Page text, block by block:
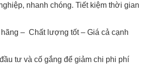
nhanh chóng. Tiết kiệm thời gian
– Chất lượng tốt – Giá cả cạnh
tư và cố gắng để giảm chi phi phí